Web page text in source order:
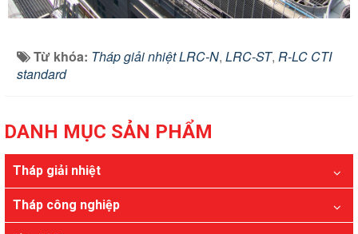
Từ khóa: Tháp giải nhiệt LRC-N, LRC-ST, R-LC CTI
standard
DANH MỤC SẢN PHẨM
Tháp giải nhiệt
Tháp công nghiệp